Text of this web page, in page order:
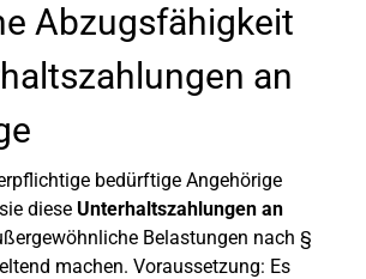
Abzugsfähigkeit
an
bedürftige Angehörige
diese Unterhaltszahlungen an
Belastungen nach §
machen. Voraussetzung: Es